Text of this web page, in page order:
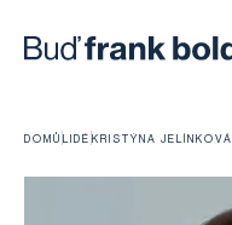
DOMŮ LIDÉ KRISTÝNA JELÍNKOVÁ